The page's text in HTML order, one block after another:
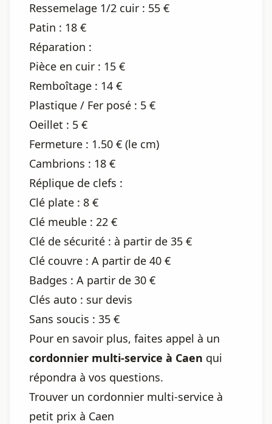
Ressemelage 1/2 cuir : 55 €
Patin : 18 €
Réparation :
Pièce en cuir : 15 €
Remboîtage : 14 €
Plastique / Fer posé : 5 €
Oeillet : 5 €
Fermeture : 1.50 € (le cm)
Cambrions : 18 €
Réplique de clefs :
Clé plate : 8 €
Clé meuble : 22 €
Clé de sécurité : à partir de 35 €
Clé couvre : A partir de 40 €
Badges : A partir de 30 €
Clés auto : sur devis
Sans soucis : 35 €
Pour en savoir plus, faites appel à un
cordonnier multi-service à Caen qui
répondra à vos questions.
Trouver un cordonnier multi-service à
petit prix à Caen